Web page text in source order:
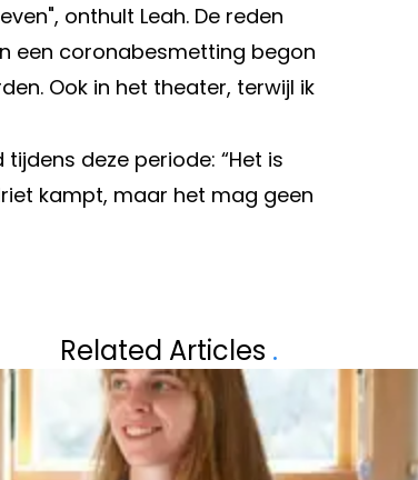
onthult Leah. De reden
een coronabesmetting begon
Ook in het theater, terwijl ik
deze periode: “Het is
kampt, maar het mag geen
BART DE
LANGDURIG
Related Articles .